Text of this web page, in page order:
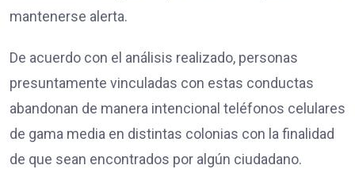
mantenerse alerta.
De acuerdo con el análisis realizado, personas
presuntamente vinculadas con estas conductas
abandonan de manera intencional teléfonos celulares
de gama media en distintas colonias con la finalidad
de que sean encontrados por algún ciudadano.